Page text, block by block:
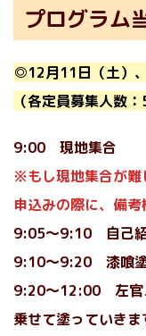
プログラム
◎12月11日（土）
（各定員募集人数：
9:00 現地集合
※もし現地集合が難
申込みの際に、備考
9:05〜9:10 自己
9:10〜9:20 漆喰
9:20〜12:00 左官
乗せて塗っていきま